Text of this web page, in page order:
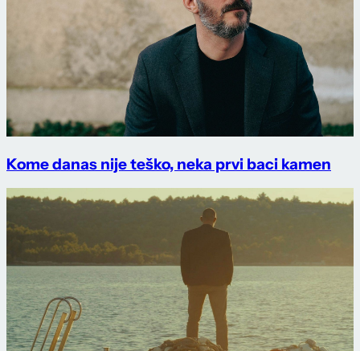
Kome danas nije teško, neka prvi baci kamen